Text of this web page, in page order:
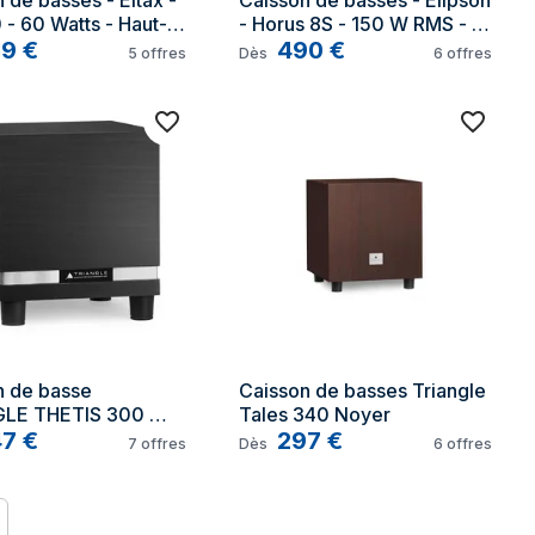
- 60 Watts - Haut-
cm - Filaire
€ 5 offres
- Horus 8S - 150 W RMS -
Haut-parleur 20 cm - Noyer
Dès 490 € 6 offres
de basse
THETIS 300
- TU
€ 7 offres
Caisson de basses Triangle
Tales 340 Noyer
Dès 297 € 6 offres